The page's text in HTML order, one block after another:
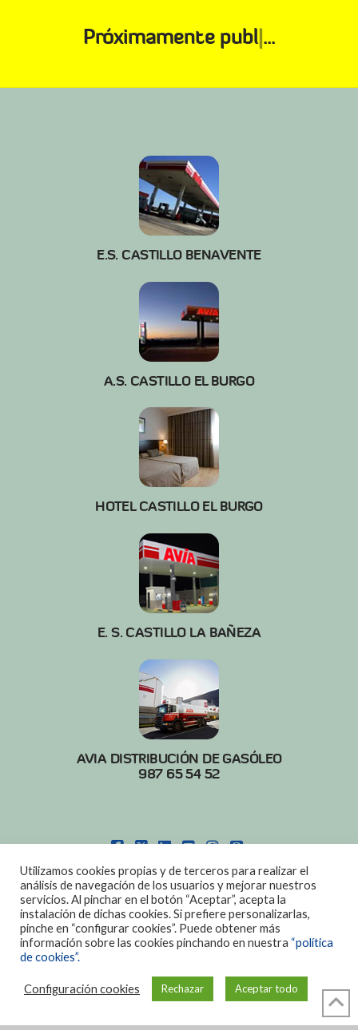
Próximamentepub|...
E.S. CASTILLO BENAVENTE
A.S. CASTILLO EL BURGO
HOTEL CASTILLO EL BURGO
E. S. CASTILLO LA BAÑEZA
AVIA DISTRIBUCIÓN DE GASÓLEO
987 65 54 52
POLITICA DE COOKIES|AVISO LEGAL
DISEÑO: DIAN SISTEMAS
Utilizamos cookies propias y de terceros para realizar el
análisis de navegación de los usuarios y mejorar nuestros
servicios. Al pinchar en el botón “Aceptar”, acepta la
instalación de dichas cookies. Si prefiere personalizarlas,
pinche en “configurar cookies”. Puede obtener más
información sobre las cookies pinchando en nuestra “política
de cookies”.
Configuración cookies Rechazar Aceptar todo